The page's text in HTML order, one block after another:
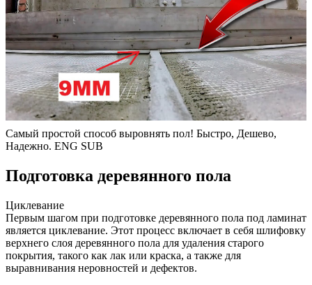
Самый простой способ выровнять пол! Быстро, Дешево,
Надежно. ENG SUB
Подготовка деревянного пола
Циклевание
Первым шагом при подготовке деревянного пола под ламинат
является циклевание. Этот процесс включает в себя шлифовку
верхнего слоя деревянного пола для удаления старого
покрытия, такого как лак или краска, а также для
выравнивания неровностей и дефектов.